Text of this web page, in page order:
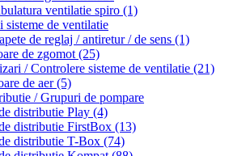
ventilatie spiro (1)
sisteme de ventilatie
de reglaj / antiretur / de sens (1)
de zgomot (25)
/ Controlere sisteme de ventilatie (21)
de aer(5)
/ Grupuri de pompare
distributie Play (4)
distributie FirstBox (13)
distributie T-Box (74)